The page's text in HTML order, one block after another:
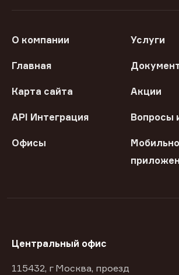
О компании Услуги
Главная
Карта сайта Акции
API Интеграция Вопросы
Офисы
Центральный офис
115432, г Москва, проезд